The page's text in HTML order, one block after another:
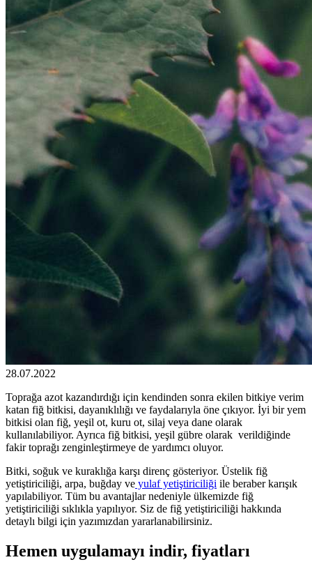
28.07.2022
Toprağa azot kazandırdığı için kendinden sonra ekilen bitkiye verim
katan fiğ bitkisi, dayanıklılığı ve faydalarıyla öne çıkıyor. İyi bir yem
bitkisi olan fiğ, yeşil ot, kuru ot, silaj veya dane olarak
kullanılabiliyor. Ayrıca fiğ bitkisi, yeşil gübre olarak verildiğinde
fakir toprağı zenginleştirmeye de yardımcı oluyor.
Bitki, soğuk ve kuraklığa karşı direnç gösteriyor. Üstelik fiğ
yetiştiriciliği, arpa, buğday ve yulaf yetiştiriciliği ile beraber karışık
yapılabiliyor. Tüm bu avantajlar nedeniyle ülkemizde fiğ
yetiştiriciliği sıklıkla yapılıyor. Siz de fiğ yetiştiriciliği hakkında
detaylı bilgi için yazımızdan yararlanabilirsiniz.
Hemen uygulamayı indir, fiyatları